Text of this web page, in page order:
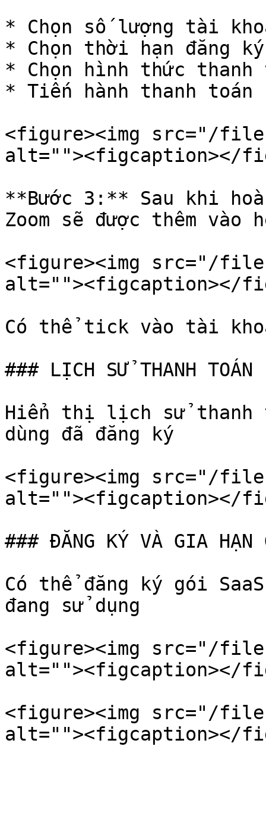
* Chọn số lượng tài
* Chọn thời hạn đăng ký
* Chọn hình thức thanh
* Tiến hành thanh toán
<figure><img src="/files/
alt=""><figcaption></
**Bước 3:** Sau khi
Zoom sẽ được thêm vào
<figure><img src="/files/
alt=""><figcaption></
Có thể tick vào tài
### LỊCH SỬ THANH TOÁN
Hiển thị lịch sử thanh
dùng đã đăng ký
<figure><img src="/
alt=""><figcaption></
### ĐĂNG KÝ VÀ GIA HẠN
Có thể đăng ký gói
đang sử dụng
<figure><img src="/
alt=""><figcaption></
<figure><img src="/files/